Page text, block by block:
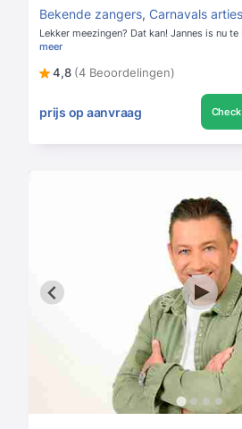
Bekende zangers, Carnavals
Lekker meezingen? Dat kan! Jannes is nu
meer
4,8 (4 Beoordelingen)
prijs op aanvraag